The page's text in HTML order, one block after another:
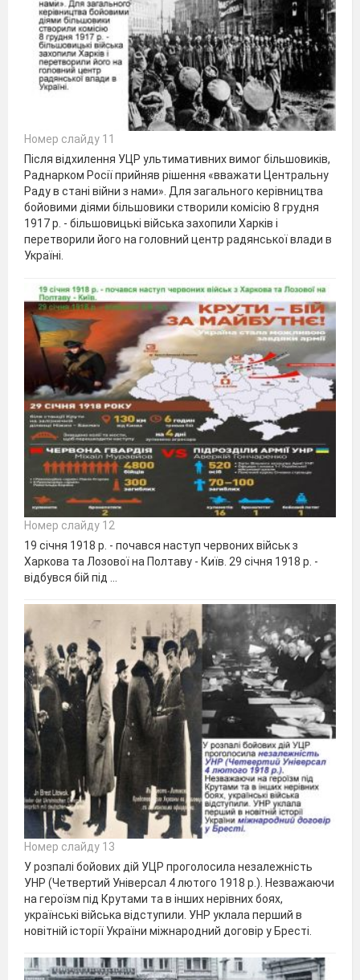
Номер слайду 11
Після відхилення УЦР ультимативних вимог більшовиків,
Раднарком Росії прийняв рішення «вважати Центральну
Раду в стані війни з нами». Для загального керівництва
бойовими діями більшовики створили комісію 8 грудня
1917 р. - більшовицькі війська захопили Харків і
перетворили його на головний центр радянської влади в
Україні.
Номер слайду 12
19 січня 1918 р. - почався наступ червоних військ з
Харкова та Лозової на Полтаву - Київ. 29 січня 1918 р. -
відбувся бій під ...
Номер слайду 13
У розпалі бойових дій УЦР проголосила незалежність
УНР (Четвертий Універсал 4 лютого 1918 р.). Незважаючи
на героїзм під Крутами та в інших нерівних боях,
українські війська відступили. УНР уклала перший в
новітній історії України міжнародний договір у Бресті.